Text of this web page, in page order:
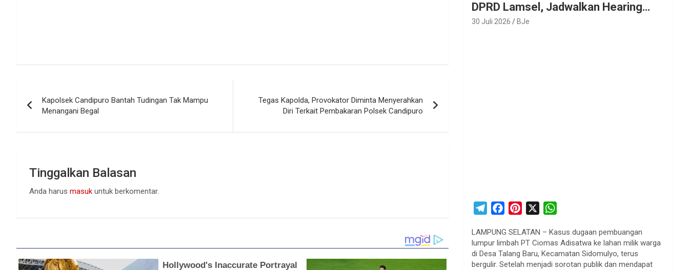
pos
Kapolsek Candipuro Bantah Tudingan Tak Mampu
Menangani Begal
Tegas Kapolda, Provokator Diminta Menyerahkan
Diri Terkait Pembakaran Polsek Candipuro
Tinggalkan Balasan
Anda harus masuk untuk berkomentar.
DPRD Lamsel, Jadwalkan Hearing
Seluruh Vendor
30 Juli 2026 BJe
l
e
g
c
e
b
n
e
a
t
s
LAMPUNG SELATAN – Kasus dugaan pembuangan
lumpur limbah PT Ciomas Adisatwa ke lahan milik warga
di Desa Talang Baru, Kecamatan Sidomulyo, terus
bergulir. Setelah menjadi sorotan publik dan mendapat